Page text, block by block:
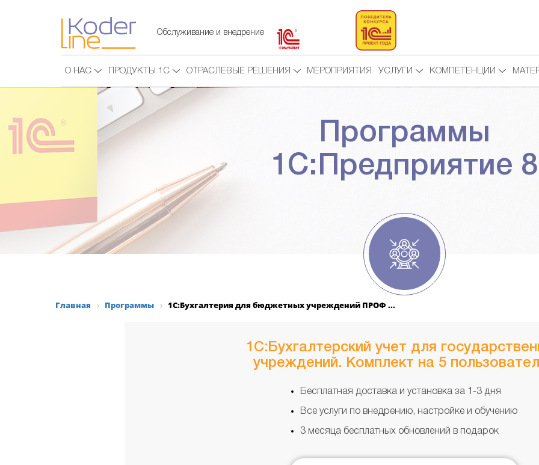
Обслуживание и внедрение
О НАС ПРОДУКТЫ 1С ОТРАСЛЕВЫЕ РЕШЕНИЯ МЕРОПРИЯТИЯ УСЛУГИ КОМПЕТЕНЦИИ
Программы
1С:Предприятие 8
Главная Программы 1С:Бухгалтерия для бюджетных учреждений ПРОФ ...
1С:Бухгалтерский учет для
учреждений. Комплект на 5
Бесплатная доставка и установка за 1-3 дня
Все услуги по внедрению, настройке и обучению
3 месяца бесплатных обновлений в подарок